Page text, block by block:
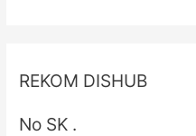
REKOM DISHUB
No SK .